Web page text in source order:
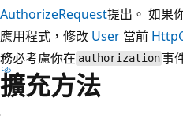
AuthorizeRequest提出。 如果
應用程式，修改 User 當前
務必考慮你在 authorization事
擴充方法